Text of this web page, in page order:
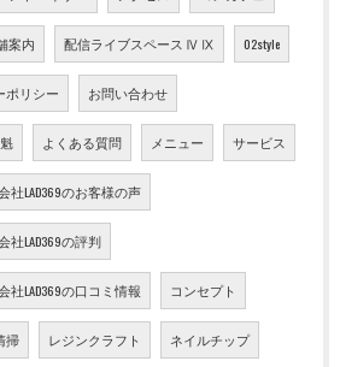
案内 配信ライブスペース Ⅳ Ⅸ 02style
ポリシー お問い合わせ
よくある質問 メニュー サービス
LAD369のお客様の声
LAD369の評判
LAD369の口コミ情報 コンセプト
掃 レジンクラフト ネイルチップ